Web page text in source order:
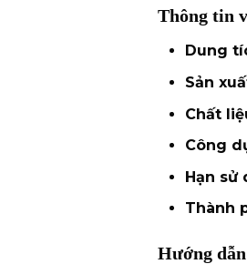
Thông tin
Dung
Sản
Chất
Công
Hạn sử
Thành
Hướng